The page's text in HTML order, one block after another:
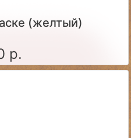
(желтый)
р.